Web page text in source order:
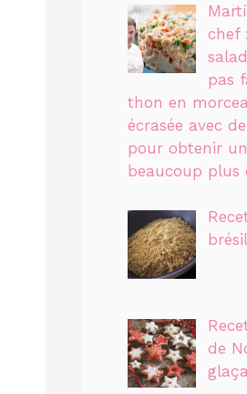
chef
pas
thon en
écrasée avec
pour obtenir
beaucoup plus
de